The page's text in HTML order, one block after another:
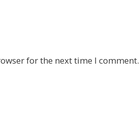
for the next time I comment.